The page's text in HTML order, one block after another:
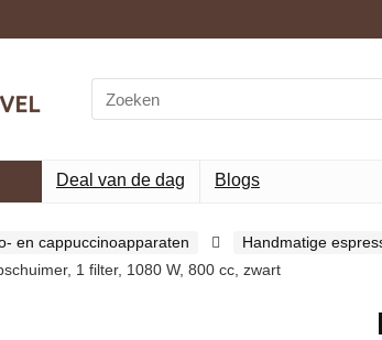
Search
for:
Deal van de dag Blogs
en cappuccinoapparaten Handmatige
1 filter, 1080 W, 800 cc, zwart